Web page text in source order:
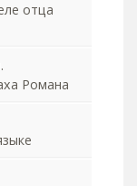
отца
Романа